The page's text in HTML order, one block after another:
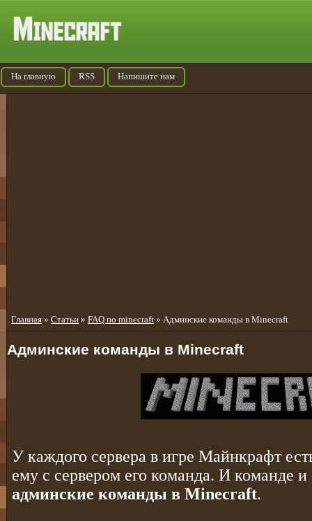
На главную RSS Напишите нам
Главная » Статьи » FAQ по minecraft » Админские команды в Minecraft
Админские команды в Minecraft
У каждого сервера в игре Майнкрафт
ему с сервером его команда. И команде
админские команды в Minecraft.